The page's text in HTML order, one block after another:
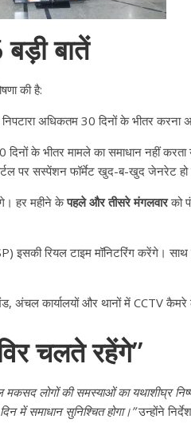
बातें
की है:
अधिकतम 30 दिनों के भीतर करना
दिनों के भीतर मामले का समाधान नहीं
पर सस्पेंशन फॉर्मेट खुद-ब-खुद जेनरेट हो
हर महीने केपहले और तीसरे मंगलवारको
इसकी रियल टाइम मॉनिटरिंग करेंगे। साथ
अंचल कार्यालयों और थानों में CCTV कैमरे
चलते रहेंगे”
मकसद लोगों की समस्याओं का यथाशीघ्र
में समाधान सुनिश्चित होगा।”उन्होंने
के
0